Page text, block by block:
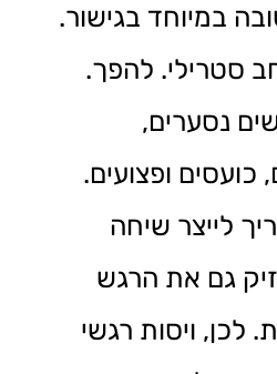
במיוחד בגישור.
סטרילי. להפך.
נסערים,
ופצועים.
לייצר שיחה
גם את הרגש
לכן, ויסות רגשי